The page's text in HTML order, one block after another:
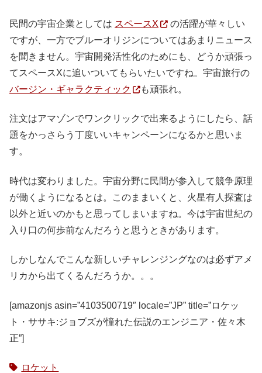
民間の宇宙企業としては スペースX
の活躍が華々しい
ですが、一方でブルーオリジンについてはあまりニュース
を聞きません。宇宙開発活性化のためにも、どうか頑張っ
てスペースXに追いついてもらいたいですね。宇宙旅行の
バージン・ギャラクティック
も頑張れ。
注文はアマゾンでワンクリックで出来るようにしたら、話
題をかっさらう丁度いいキャンペーンになるかと思いま
す。
時代は変わりました。宇宙分野に民間が参入して競争原理
が働くようになるとは。このままいくと、火星有人探査は
以外と近いのかもと思ってしまいますね。今は宇宙世紀の
入り口の何歩前なんだろうと思うときがあります。
しかしなんでこんな新しいチャレンジングなのは必ずアメ
リカから出てくるんだろうか。。。
[amazonjs asin=”4103500719″ locale=”JP” title=”ロケッ
ト・ササキ:ジョブズが憧れた伝説のエンジニア・佐々木
正”]
ロケット